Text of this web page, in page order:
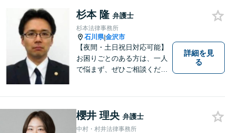
杉本 隆 弁護士
杉本法律事務所
石川県|金沢市
【夜間・土日祝日対応可能】
お困りごとのある方は、一人
で悩まず、ぜひご相談くださ
円(税込））
詳細を見
る
櫻井 理央 弁護士
中村・村井法律事務所